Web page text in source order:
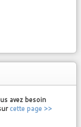
avez besoin
cette page >>